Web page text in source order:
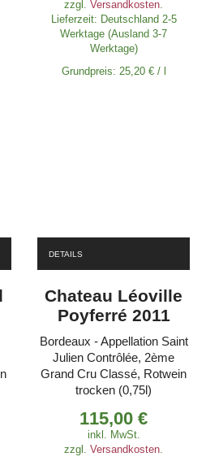
zzgl.Versandkosten
Lieferzeit: Deutschland 2-5
Werktage (Ausland 3-7
Werktage)
Grundpreis: 25,20 €/ l
DETAILS
Chateau Léoville
Poyferré 2011
Bordeaux - Appellation Saint
Julien Contrôlée, 2ème
Grand Cru Classé, Rotwein
trocken (0,75l)
115,00€
inkl. MwSt.
zzgl.Versandkosten.